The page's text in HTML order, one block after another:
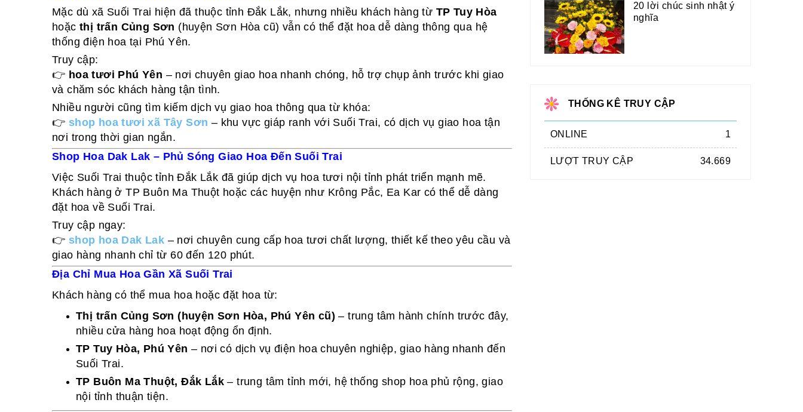
Mặc dù xã Suối Trai hiện đã thuộc tỉnh Đắk Lắk, nhưng nhiều khách hàng từ TP Tuy Hòa
hoặc thị trấn Củng Sơn (huyện Sơn Hòa cũ) vẫn có thể đặt hoa dễ dàng thông qua hệ
thống điện hoa tại Phú Yên.
Truy cập:
👉 hoa tươi Phú Yên – nơi chuyên giao hoa nhanh chóng, hỗ trợ chụp ảnh trước khi giao
và chăm sóc khách hàng tận tình.
Nhiều người cũng tìm kiếm dịch vụ giao hoa thông qua từ khóa:
👉 shop hoa tươi xã Tây Sơn – khu vực giáp ranh với Suối Trai, có dịch vụ giao hoa tận
nơi trong thời gian ngắn.
Shop Hoa Dak Lak – Phủ Sóng Giao Hoa Đến Suối Trai
Việc Suối Trai thuộc tỉnh Đắk Lắk đã giúp dịch vụ hoa tươi nội tỉnh phát triển mạnh mẽ.
Khách hàng ở TP Buôn Ma Thuột hoặc các huyện như Krông Pắc, Ea Kar có thể dễ dàng
đặt hoa về Suối Trai.
Truy cập ngay:
👉 shop hoa Dak Lak – nơi chuyên cung cấp hoa tươi chất lượng, thiết kế theo yêu cầu và
giao hàng nhanh chỉ từ 60 đến 120 phút.
Địa Chỉ Mua Hoa Gần Xã Suối Trai
Khách hàng có thể mua hoa hoặc đặt hoa từ:
Thị trấn Củng Sơn (huyện Sơn Hòa, Phú Yên cũ) – trung tâm hành chính trước đây,
nhiều cửa hàng hoa hoạt động ổn định.
TP Tuy Hòa, Phú Yên – nơi có dịch vụ điện hoa chuyên nghiệp, giao hàng nhanh đến
Suối Trai.
TP Buôn Ma Thuột, Đắk Lắk – trung tâm tỉnh mới, hệ thống shop hoa phủ rộng, giao
nội tỉnh thuận tiện.
20 lời chúc sinh nhật ý
nghĩa
THỐNG KÊ TRUY CẬP
ONLINE 1
LƯỢT TRUY CẬP 34.669